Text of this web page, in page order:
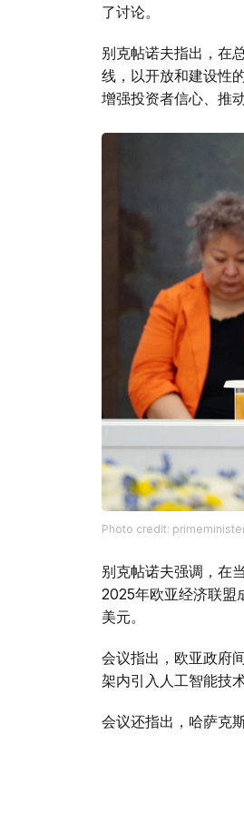
了讨论。
别克帖诺夫指出，在
线，以开放和建设性
增强投资者信心、推
Photo credit:
别克帖诺夫强调，在
2025年欧亚经济联盟
美元。
会议指出，欧亚政府
架内引入人工智能技
会议还指出，哈萨克